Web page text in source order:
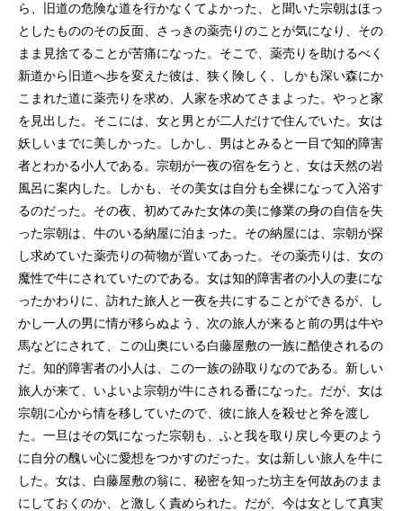
ら、旧道の危険な道を行かなくてよかった、と聞いた宗朝はほっ
としたもののその反面、さっきの薬売りのことが気になり、その
まま見捨てることが苦痛になった。そこで、薬売りを助けるべく
新道から旧道へ歩を変えた彼は、狭く険しく、しかも深い森にか
こまれた道に薬売りを求め、人家を求めてさまよった。やっと家
を見出した。そこには、女と男とが二人だけで住んでいた。女は
妖しいまでに美しかった。しかし、男はとみると一目で知的障害
者とわかる小人である。宗朝が一夜の宿を乞うと、女は天然の岩
風呂に案内した。しかも、その美女は自分も全裸になって入浴す
るのだった。その夜、初めてみた女体の美に修業の身の自信を失
った宗朝は、牛のいる納屋に泊まった。その納屋には、宗朝が探
し求めていた薬売りの荷物が置いてあった。その薬売りは、女の
魔性で牛にされていたのである。女は知的障害者の小人の妻にな
ったかわりに、訪れた旅人と一夜を共にすることができるが、し
かし一人の男に情が移らぬよう、次の旅人が来ると前の男は牛や
馬などにされて、この山奥にいる白藤屋敷の一族に酷使されるの
だ。知的障害者の小人は、この一族の跡取りなのである。新しい
旅人が来て、いよいよ宗朝が牛にされる番になった。だが、女は
宗朝に心から情を移していたので、彼に旅人を殺せと斧を渡し
た。一旦はその気になった宗朝も、ふと我を取り戻し今更のよう
に自分の醜い心に愛想をつかすのだった。女は新しい旅人を牛に
した。女は、白藤屋敷の翁に、秘密を知った坊主を何故あのまま
にしておくのか、と激しく責められた。だが、今は女として真実